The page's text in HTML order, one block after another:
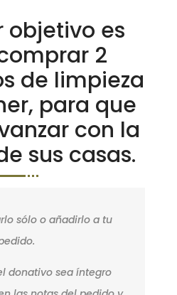
objetivo es
2
de limpieza
para que
con la
sus casas.
sólo o añadirlo a tu
donativo sea íntegro